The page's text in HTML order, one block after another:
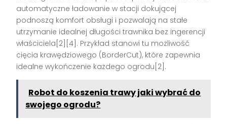
automatyczne ładowanie w stacji dokującej
podnoszą komfort obsługi i pozwalają na stałe
utrzymanie idealnej długości trawnika bez ingerencji
właściciela[2][4]. Przykład stanowi tu możliwość
cięcia krawędziowego (BorderCut), które zapewnia
idealne wykończenie każdego ogrodu[2].
Robot do koszenia trawy jaki wybrać do
swojego ogrodu?